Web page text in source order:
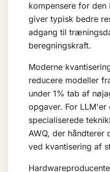
kompensere for
giver typisk bedre
adgang til
beregningskraft.
Moderne
reducere modeller
under 1% tab af
opgaver. For LLM'er
specialiserede
AWQ, der
ved kvantisering af